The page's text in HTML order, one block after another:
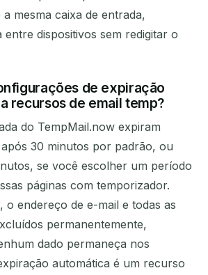
mesma caixa de entrada,
dispositivos sem redigitar o
de expiração
recursos de email temp?
do TempMail.now expiram
30 minutos por padrão, ou
se você escolher um período
páginas com temporizador.
o endereço de e-mail e todas as
permanentemente,
dado permaneça nos
automática é um recurso